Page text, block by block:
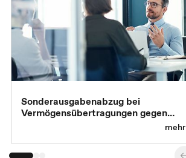
Sonderausgabenabzug bei
Vermögensübertragungen gegen
mehr